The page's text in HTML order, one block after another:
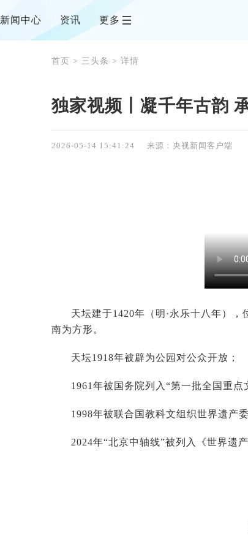
新闻中心 资讯 更多
首页 > 三头条 > 详情
独家视频丨凝千年古韵
2026-05-14 15:41:24 来源：央视新闻客户端
天坛建于1420年（明·永乐十八年）
南为方形。
天坛1918年被辟为公园对公众开放；
1961年被国务院列入“第一批全国重点
1998年被联合国教科文组织世界遗产
2024年“北京中轴线”被列入《世界遗